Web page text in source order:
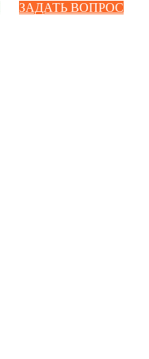
ЗАДАТЬ ВОПРОС